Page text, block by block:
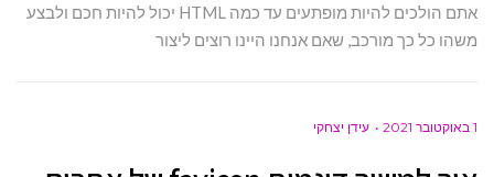
אתם הולכים להיות מופתעים עד כמה HTML יכול להיות חכם ולבצע
משהו כל כך מורכב, שאם אנחנו היינו רוצים ליצור
1 באוקטובר 2021 עידן יצחקי